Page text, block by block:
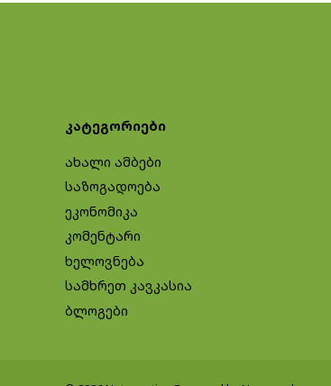
კატეგორიები
ახალი ამბები
საზოგადოება
ეკონომიკა
კომენტარი
ხელოვნება
სამხრეთ კავკასია
ბლოგები